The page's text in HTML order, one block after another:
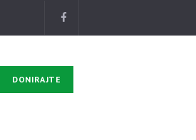
DONIRAJTE